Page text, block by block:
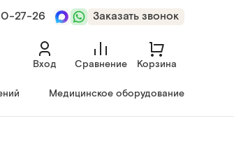
Заказать звонок
Вход Сравнение Корзина
Медицинское оборудование